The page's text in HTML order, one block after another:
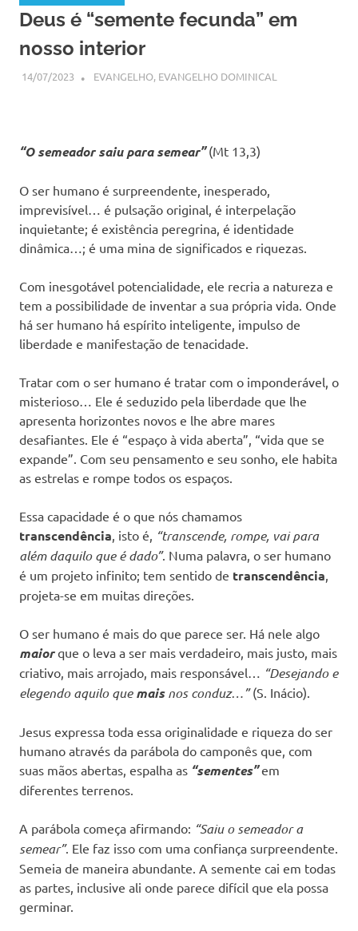
Deus é “semente fecunda” em
nosso interior
14/07/2023 SSPS BRASIL
EVANGELHO, EVANGELHO DOMINICAL
“O semeador saiu para semear”(Mt 13,3)
O ser humano é surpreendente, inesperado,
imprevisível… é pulsação original, é interpelação
inquietante; é existência peregrina, é identidade
dinâmica…; é uma mina de significados e riquezas.
Com inesgotável potencialidade, ele recria a natureza e
tem a possibilidade de inventar a sua própria vida. Onde
há ser humano há espírito inteligente, impulso de
liberdade e manifestação de tenacidade.
Tratar com o ser humano é tratar com o imponderável, o
misterioso… Ele é seduzido pela liberdade que lhe
apresenta horizontes novos e lhe abre mares
desafiantes. Ele é “espaço à vida aberta”, “vida que se
expande”. Com seu pensamento e seu sonho, ele habita
as estrelas e rompe todos os espaços.
Essa capacidade é o que nós chamamos
transcendência , isto é, “transcende, rompe, vai para
além daquilo que é dado”. Numa palavra, o ser humano
é um projeto infinito; tem sentido de transcendência
projeta-se em muitas direções.
O ser humano é mais do que parece ser. Há nele algo
maiorque o leva a ser mais verdadeiro, mais justo, mais
criativo, mais arrojado, mais responsável…
“Desejando e
elegendo aquilo quemaisnos conduz…”(S. Inácio).
Jesus expressa toda essa originalidade e riqueza do ser
humano através da parábola do camponês que, com
suas mãos abertas, espalha as “sementes”em
diferentes terrenos.
A parábola começa afirmando: “Saiu o semeador a
semear”. Ele faz isso com uma confiança surpreendente.
Semeia de maneira abundante. A semente cai em todas
as partes, inclusive ali onde parece difícil que ela possa
germinar.